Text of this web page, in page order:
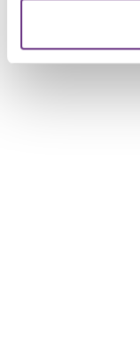
verzameld op
U kunt uw